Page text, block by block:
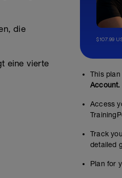
die
eine vierte
$107.99
This
Account.
Access
Track
detailed
Plan for